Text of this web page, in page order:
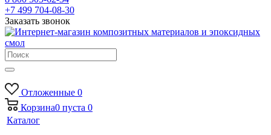
+7 499 704-08-30
Заказать звонок
Отложенные 0
Корзина0 пуста 0
Каталог